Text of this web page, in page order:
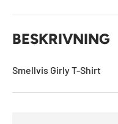
BESKRIVNING
Smellvis Girly T-Shirt